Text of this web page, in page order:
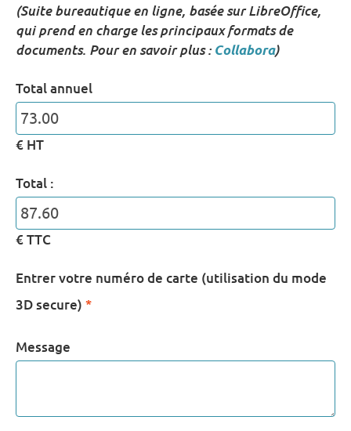
(Suite bureautique en ligne, basée sur LibreOffice,
qui prend en charge les principaux formats de
documents. Pour en savoir plus : Collabora)
Total annuel
€ HT
Total :
€ TTC
Entrer votre numéro de carte (utilisation du mode
3D secure) *
Message